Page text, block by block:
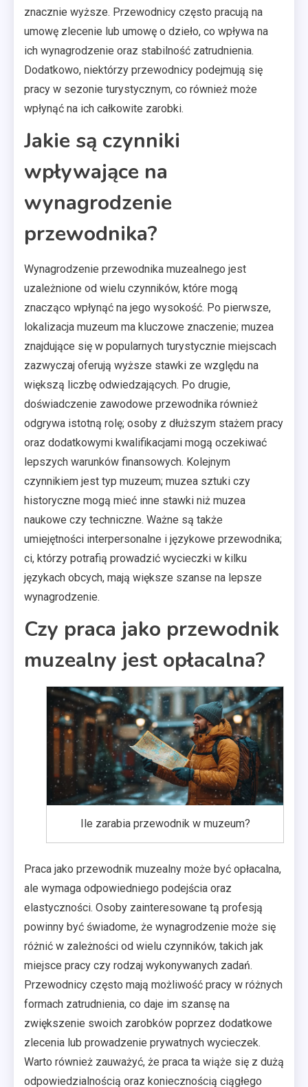
znacznie wyższe. Przewodnicy często pracują na
umowę zlecenie lub umowę o dzieło, co wpływa na
ich wynagrodzenie oraz stabilność zatrudnienia.
Dodatkowo, niektórzy przewodnicy podejmują się
pracy w sezonie turystycznym, co również może
wpłynąć na ich całkowite zarobki.
Jakie są czynniki
wpływające na
wynagrodzenie
przewodnika?
Wynagrodzenie przewodnika muzealnego jest
uzależnione od wielu czynników, które mogą
znacząco wpłynąć na jego wysokość. Po pierwsze,
lokalizacja muzeum ma kluczowe znaczenie; muzea
znajdujące się w popularnych turystycznie miejscach
zazwyczaj oferują wyższe stawki ze względu na
większą liczbę odwiedzających. Po drugie,
doświadczenie zawodowe przewodnika również
odgrywa istotną rolę; osoby z dłuższym stażem pracy
oraz dodatkowymi kwalifikacjami mogą oczekiwać
lepszych warunków finansowych. Kolejnym
czynnikiem jest typ muzeum; muzea sztuki czy
historyczne mogą mieć inne stawki niż muzea
naukowe czy techniczne. Ważne są także
umiejętności interpersonalne i językowe przewodnika;
ci, którzy potrafią prowadzić wycieczki w kilku
językach obcych, mają większe szanse na lepsze
wynagrodzenie.
Czy praca jako przewodnik
muzealny jest opłacalna?
Ile zarabia przewodnik w muzeum?
Praca jako przewodnik muzealny może być opłacalna,
ale wymaga odpowiedniego podejścia oraz
elastyczności. Osoby zainteresowane tą profesją
powinny być świadome, że wynagrodzenie może się
różnić w zależności od wielu czynników, takich jak
miejsce pracy czy rodzaj wykonywanych zadań.
Przewodnicy często mają możliwość pracy w różnych
formach zatrudnienia, co daje im szansę na
zwiększenie swoich zarobków poprzez dodatkowe
zlecenia lub prowadzenie prywatnych wycieczek.
Warto również zauważyć, że praca ta wiąże się z dużą
odpowiedzialnością oraz koniecznością ciągłego